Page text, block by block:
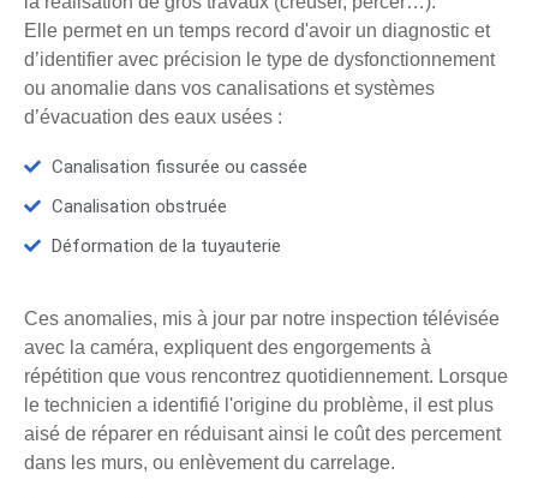
Elle permet en un temps record d'avoir un diagnostic et
d’identifier avec précision le type de dysfonctionnement
ou anomalie dans vos canalisations et systèmes
d’évacuation des eaux usées :
Canalisation fissurée ou cassée
Canalisation obstruée
Déformation de la tuyauterie
Ces anomalies, mis à jour par notre inspection télévisée
avec la caméra, expliquent des engorgements à
répétition que vous rencontrez quotidiennement. Lorsque
le technicien a identifié l'origine du problème, il est plus
aisé de réparer en réduisant ainsi le coût des percement
dans les murs, ou enlèvement du carrelage.